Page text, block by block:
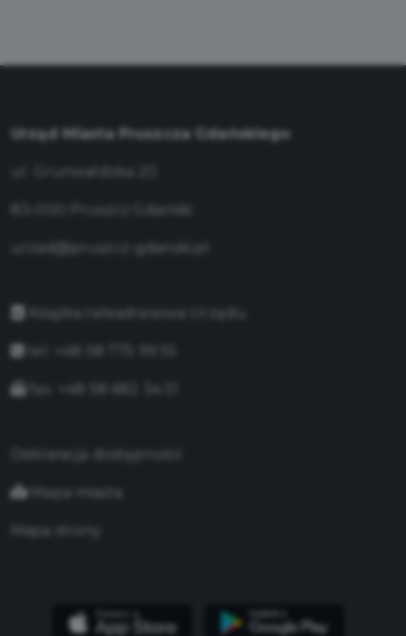
Urząd Miasta Pruszcza Gdańskiego
urzad@pruszcz-gdanski.pl
Książka teleadresowa Urzędu
Deklaracja dostępności
Mapa miasta
Mapa strony